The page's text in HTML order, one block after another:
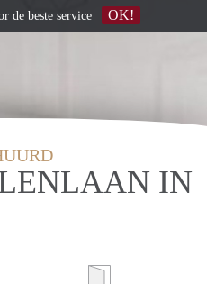
IN
de beste service OK!